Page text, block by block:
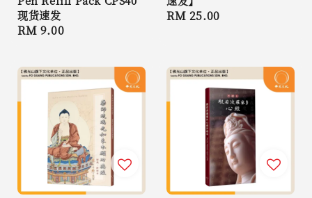
现货速发
Regular
RM 9.00
Regular
RM 25.00